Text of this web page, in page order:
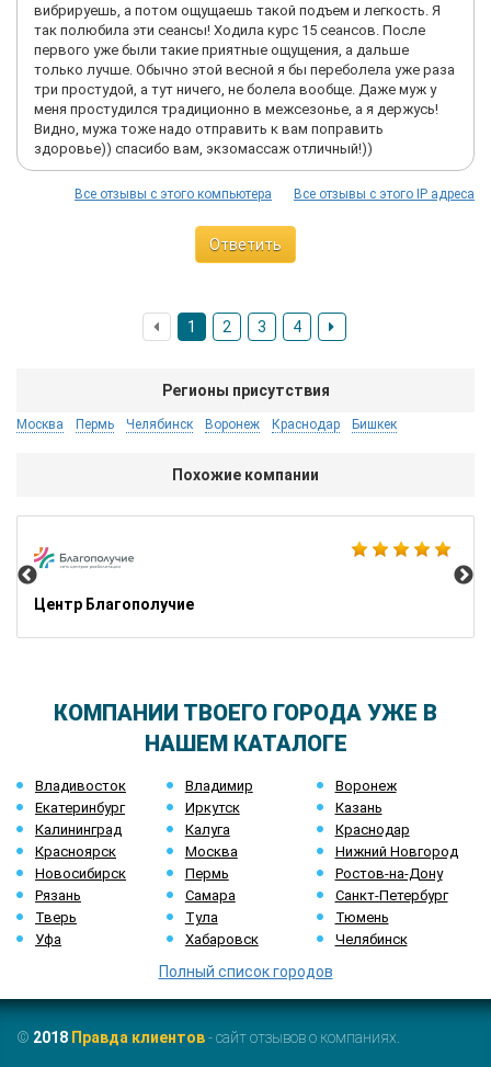
вибрируешь, а потом ощущаешь такой подъем и легкость. Я
так полюбила эти сеансы! Ходила курс 15 сеансов. После
первого уже были такие приятные ощущения, а дальше
только лучше. Обычно этой весной я бы переболела уже раза
три простудой, а тут ничего, не болела вообще. Даже муж у
меня простудился традиционно в межсезонье, а я держусь!
Видно, мужа тоже надо отправить к вам поправить
здоровье)) спасибо вам, экзомассаж отличный!))
Все отзывы с этого IP адреса
Все отзывы с этого компьютера
Ответить
1 2 3 4
Регионы присутствия
Москва Пермь Челябинск Воронеж Краснодар Бишкек
Похожие компании
Центр Благополучие
КОМПАНИИ ТВОЕГО ГОРОДА УЖЕ В
НАШЕМ КАТАЛОГЕ
Владивосток Владимир
Воронеж
Екатеринбург
Иркутск
Казань
Калининград
Калуга
Краснодар
Красноярск
Москва
Нижний Новгород
Новосибирск
Пермь
Ростов-на-Дону
Рязань
Самара
Санкт-Петербург
Тверь
Тула
Тюмень
Уфа
Хабаровск Челябинск
Полный список городов
© 2018 Правда клиентов- сайт отзывов о компаниях.